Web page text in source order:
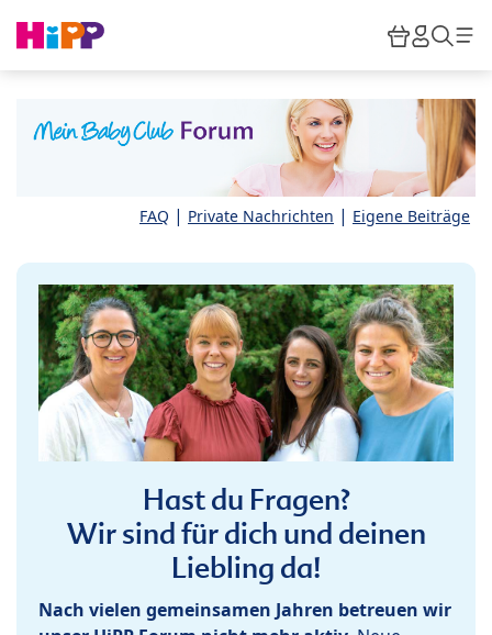
HiPP
FAQ | Private Nachrichten | Eigene Beiträge
Hast du Fragen?
Wir sind für dich und deinen
Liebling da!
Nach vielen gemeinsamen Jahren betreuen wir